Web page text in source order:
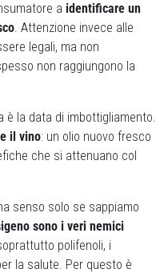
a identificare un
. Attenzione invece alle
legali, ma non
non raggiungono la
la data di imbottigliamento.
il vino: un olio nuovo fresco
che si attenuano col
senso solo se sappiamo
sono i veri nemici
polifenoli, i
la salute. Per questo è